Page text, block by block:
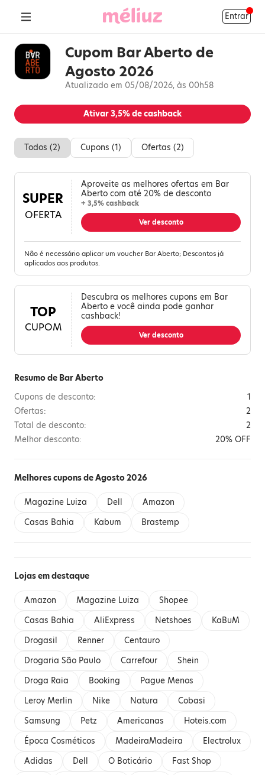
Entrar
Cupom Bar Aberto de
Agosto 2026
Atualizado em 05/08/2026, às 00h58
Ativar3,5%de cashback
Todos (2) Cupons (1) Ofertas (2)
SUPER
OFERTA
Aproveite as melhores ofertas em Bar
Aberto com até 20% de desconto
+ 3,5% cashback
Ver desconto
Não é necessário aplicar um voucher Bar Aberto; Descontos já
aplicados aos produtos.
TOP
CUPOM
Descubra os melhores cupons em Bar
Aberto e você ainda pode ganhar
cashback!
Ver desconto
Resumo de Bar Aberto
Cupons de desconto:
1
Ofertas:
2
Total de desconto:
2
Melhor desconto:
20% OFF
Melhores cupons de Agosto 2026
Magazine Luiza Dell
Amazon
Casas Bahia
Kabum Brastemp
Lojas em destaque
Amazon Magazine Luiza
Shopee
Casas Bahia
AliExpress Netshoes
KaBuM
Drogasil
Renner
Centauro
Drogaria São Paulo
Carrefour
Shein
Droga Raia
Booking
Pague Menos
Leroy Merlin
Nike Natura
Cobasi
Samsung
Petz Americanas
Hoteis.com
Época Cosméticos
MadeiraMadeira
Electrolux
Adidas
Dell O Boticário
Fast Shop